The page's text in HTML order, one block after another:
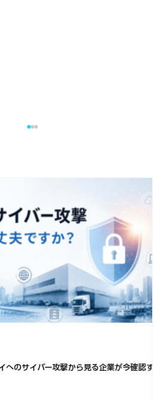
へのサイバー攻撃から見る企業が今確認すべ
は何か